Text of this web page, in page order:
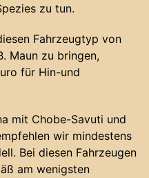
zu tun.
Fahrzeugtyp von
Maun zu bringen,
für Hin-und
mit Chobe-Savuti und
wir mindestens
Bei diesen Fahrzeugen
am wenigsten